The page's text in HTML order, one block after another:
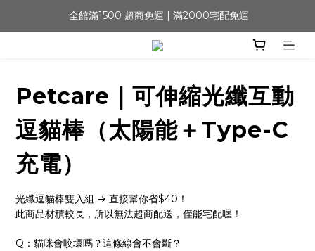
全館滿1500 超商免運 | 滿2000宅配免運
Petcare｜可伸縮光纖互動
逗貓棒（太陽能＋Type-C
充電）
光纖逗貓棒雙入組 → 直接幫你省$40！
此商品材積較長，所以無法超商配送，僅能宅配喔！
Q：貓咪會咬壞嗎？這條線會不會斷？